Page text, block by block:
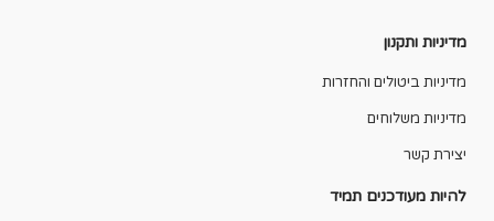
מדיניות ותקנון
מדיניות ביטולים והחזרות
מדיניות משלוחים
יצירת קשר
להיות מעודכנים תמיד